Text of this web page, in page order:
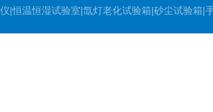
仪|恒温恒湿试验室|氙灯老化试验箱|砂尘试验箱|